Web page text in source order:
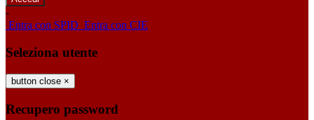
-
Entra con SPID Entra con CIE
Seleziona utente
button close ×
Recupero password